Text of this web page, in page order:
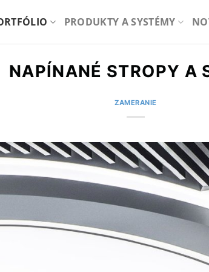
PRODUKTY A SYSTÉMY
NAPÍNANÉ STROPY A
ZAMERANIE